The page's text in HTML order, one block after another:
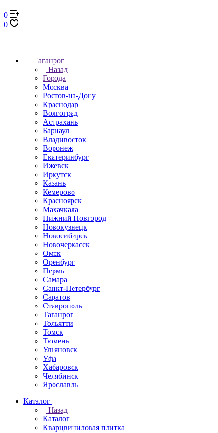
0
0
Таганрог
Назад
Города
Москва
Ростов-на-Дону
Краснодар
Волгоград
Астрахань
Барнаул
Владивосток
Воронеж
Екатеринбург
Ижевск
Иркутск
Казань
Кемерово
Красноярск
Махачкала
Нижний Новгород
Новокузнецк
Новосибирск
Новочеркаcск
Омск
Оренбург
Пермь
Самара
Санкт-Петербург
Саратов
Ставрополь
Таганрог
Тольятти
Томск
Тюмень
Ульяновск
Уфа
Хабаровск
Челябинск
Ярославль
Каталог
Назад
Каталог
Кварцвиниловая плитка